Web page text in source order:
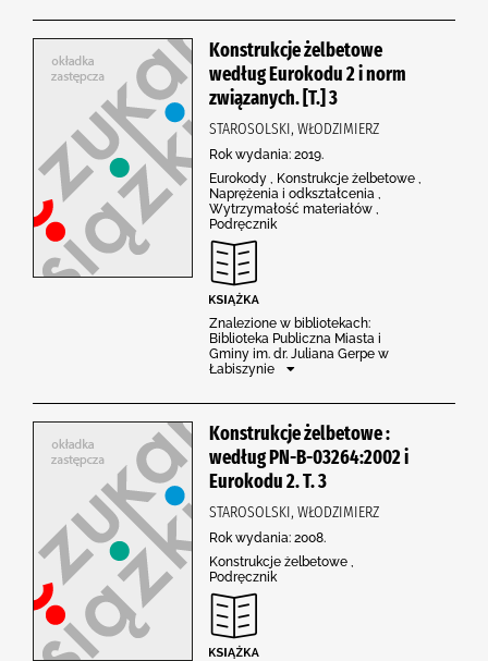
Konstrukcje żelbetowe
według Eurokodu 2 i norm
związanych. [T.] 3
STAROSOLSKI, WŁODZIMIERZ
Rok wydania: 2019.
Eurokody , Konstrukcje żelbetowe ,
Naprężenia i odkształcenia ,
Wytrzymałość materiałów ,
Podręcznik
Znalezione w bibliotekach:
Biblioteka Publiczna Miasta i
Gminy im. dr. Juliana Gerpe w
Łabiszynie
Konstrukcje żelbetowe :
według PN-B-03264:2002 i
Eurokodu 2. T. 3
STAROSOLSKI, WŁODZIMIERZ
Rok wydania: 2008.
Konstrukcje żelbetowe ,
Podręcznik